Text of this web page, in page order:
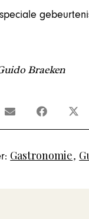
Braeken
Gastronomie,